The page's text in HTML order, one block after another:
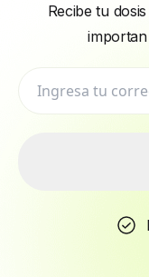
Recibe tu